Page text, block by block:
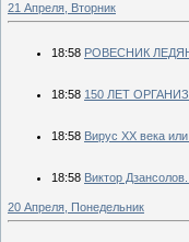
21 Апреля, Вторник
18:58 РОВЕСНИК
18:58 150 ЛЕТ
18:58 Вирус XX века
18:58 Виктор
20 Апреля, Понедельник